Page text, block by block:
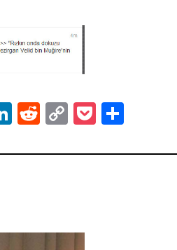
LinkedIn
RedditCopyPocket